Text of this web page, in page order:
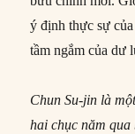
ý định thực sự
tầm ngắm của dư
Chun Su-jin là
hai chục năm